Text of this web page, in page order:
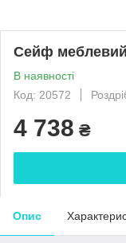
Сейф
В наявності
Код: 20572
4 738 ₴
Опис